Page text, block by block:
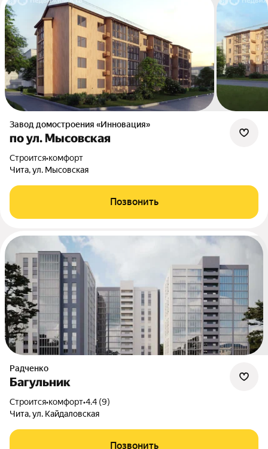
Завод домостроения «Инновация»
по ул. Мысовская
Строится•комфорт
Чита, ул. Мысовская
Позвонить
Радченко
Багульник
Строится•комфорт•4.4 (9)
Чита, ул. Кайдаловская
Позвонить